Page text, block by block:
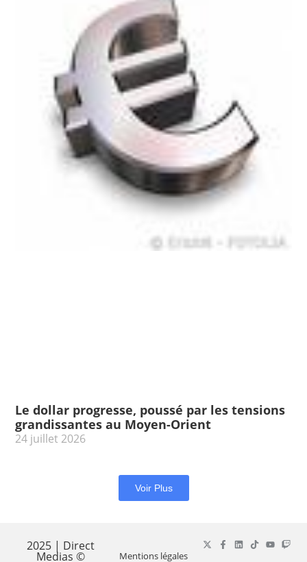
Le dollar progresse, poussé par les tensions
grandissantes au Moyen-Orient
24 juillet 2026
Voir Plus
2025 | Direct
Medias © Mentions légales